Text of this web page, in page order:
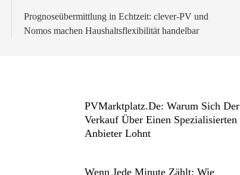
Prognoseübermittlung in Echtzeit: clever-PV und
Nomos machen Haushaltsflexibilität handelbar
PVMarktplatz.de: Warum Sich Der
Verkauf Über Einen Spezialisierten
Anbieter Lohnt
Wenn Jede Minute Zählt: Wie